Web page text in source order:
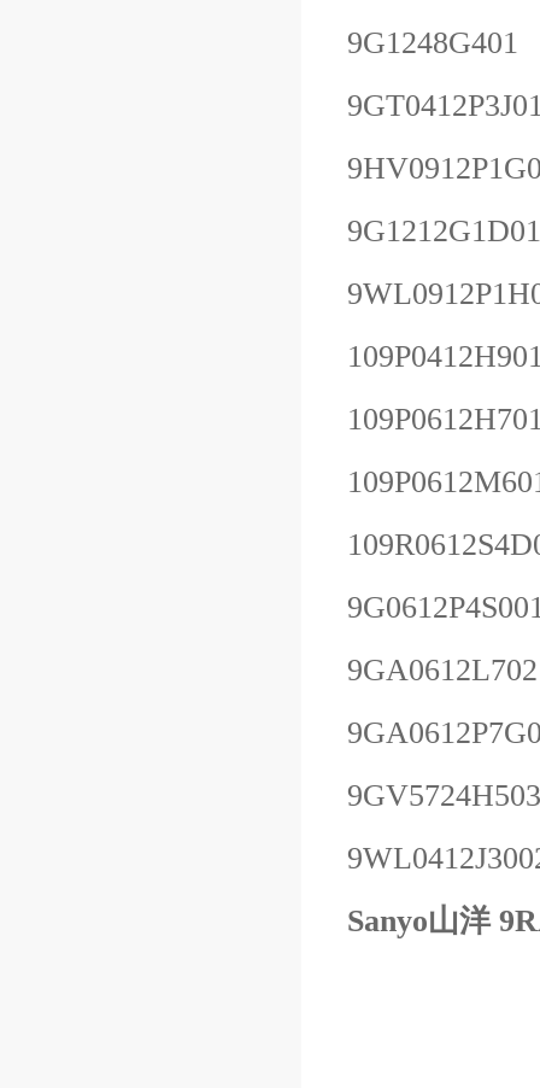
9G1248G401
9G1212G1D01
9GA0612L702
9GV5724H503
Sanyo山洋